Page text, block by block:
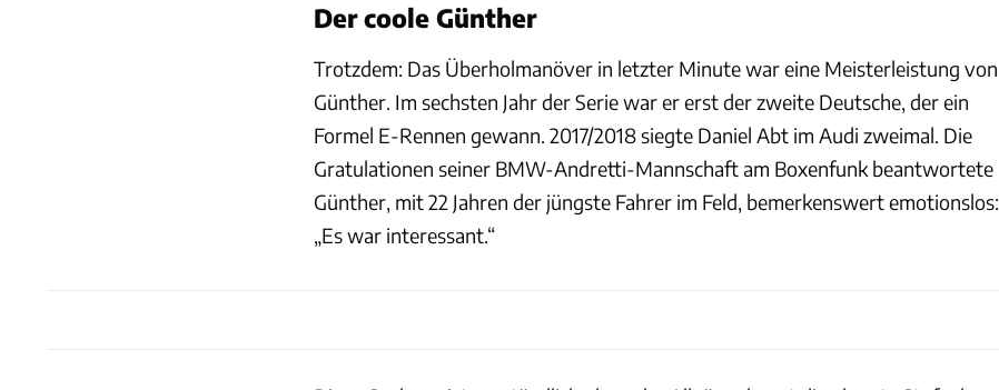
Der coole Günther
Trotzdem: Das Überholmanöver in letzter Minute war eine Meisterleistung von
Günther. Im sechsten Jahr der Serie war er erst der zweite Deutsche, der ein
Formel E-Rennen gewann. 2017/2018 siegte Daniel Abt im Audi zweimal. Die
Gratulationen seiner BMW-Andretti-Mannschaft am Boxenfunk beantwortete
Günther, mit 22 Jahren der jüngste Fahrer im Feld, bemerkenswert emotionslos:
„Es war interessant.“